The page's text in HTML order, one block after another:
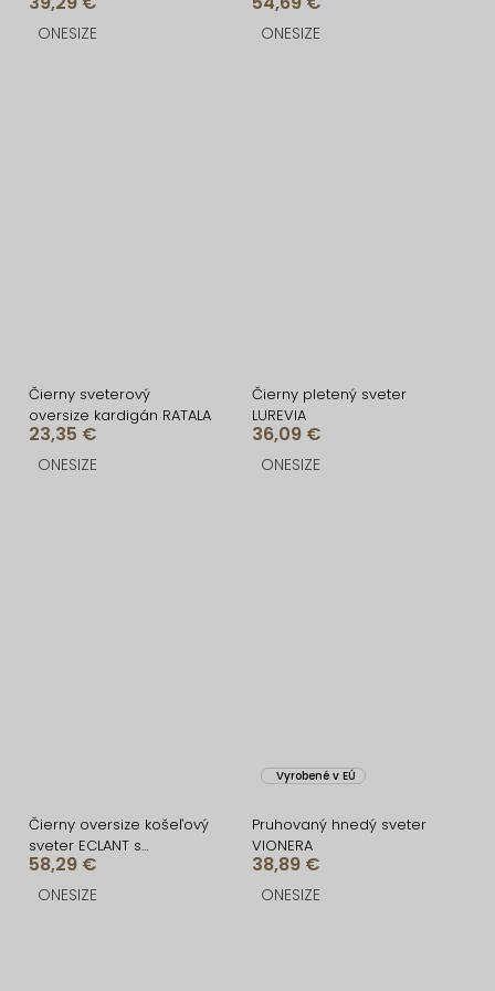
ONESIZE ONESIZE
Čierny sveterový
oversize kardigán RATALA
23,35 €
ONESIZE
Čierny pletený sveter
LUREVIA
36,09 €
ONESIZE
Čierny oversize košeľový
sveter ECLANT s
gombíkmi
58,29 €
ONESIZE
Vyrobené v EÚ
Pruhovaný hnedý sveter
VIONERA
38,89 €
ONESIZE